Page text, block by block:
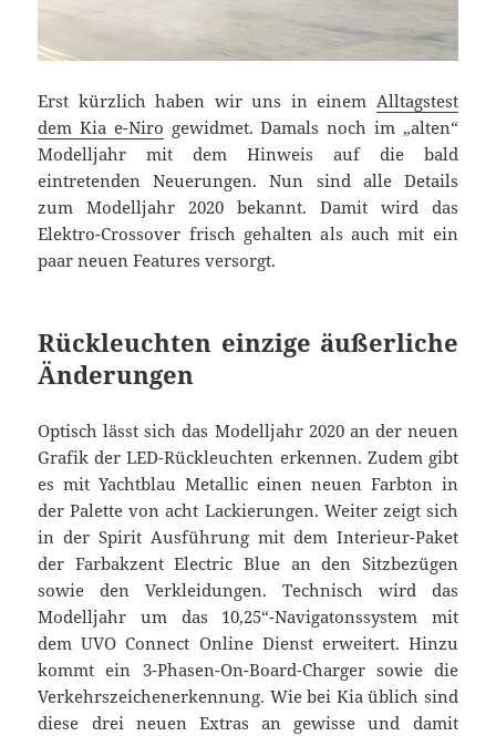
Erst kürzlich haben wir uns in einem Alltagstest
dem Kia e-Niro gewidmet. Damals noch im „alten“
Modelljahr mit dem Hinweis auf die bald
eintretenden Neuerungen. Nun sind alle Details
zum Modelljahr 2020 bekannt. Damit wird das
Elektro-Crossover frisch gehalten als auch mit ein
paar neuen Features versorgt.
Rückleuchten einzige äußerliche
Änderungen
Optisch lässt sich das Modelljahr 2020 an der neuen
Grafik der LED-Rückleuchten erkennen. Zudem gibt
es mit Yachtblau Metallic einen neuen Farbton in
der Palette von acht Lackierungen. Weiter zeigt sich
in der Spirit Ausführung mit dem Interieur-Paket
der Farbakzent Electric Blue an den Sitzbezügen
sowie den Verkleidungen. Technisch wird das
Modelljahr um das 10,25“-Navigatonssystem mit
dem UVO Connect Online Dienst erweitert. Hinzu
kommt ein 3-Phasen-On-Board-Charger sowie die
Verkehrszeichenerkennung. Wie bei Kia üblich sind
diese drei neuen Extras an gewisse und damit